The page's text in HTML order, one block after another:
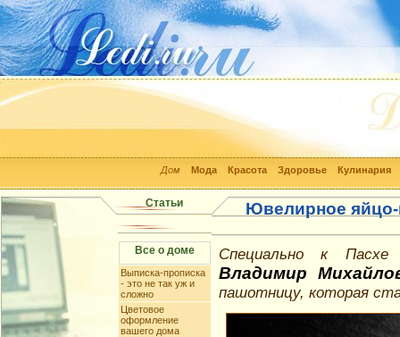
Дом Мода Красота Здоровье Кулинария
Статьи Ювелирное яйцо-
Все о доме
Выписка-прописка
- это не так уж и
сложно
Цветовое
оформление
вашего дома
Специально к
Владимир
пашотницу, которая